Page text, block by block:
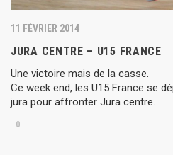
11 FÉVRIER 2014
JURA CENTRE – U15 FRANCE
Une victoire mais de la casse.
Ce week end, les U15 France se
jura pour affronter Jura centre.
0